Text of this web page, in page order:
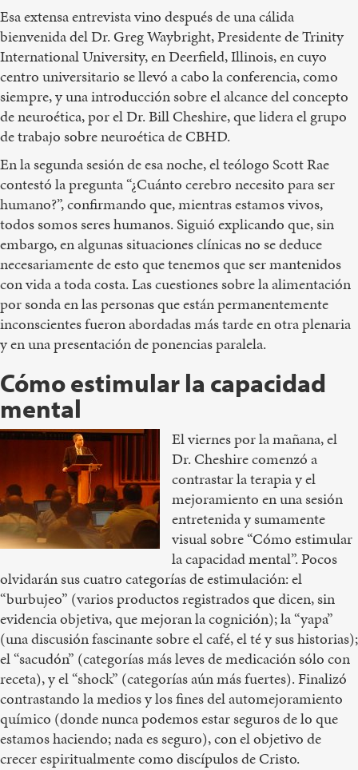
Esa extensa entrevista vino después de una cálida
bienvenida del Dr. Greg Waybright, Presidente de Trinity
International University, en Deerfield, Illinois, en cuyo
centro universitario se llevó a cabo la conferencia, como
siempre, y una introducción sobre el alcance del concepto
de neuroética, por el Dr. Bill Cheshire, que lidera el grupo
de trabajo sobre neuroética de CBHD.
En la segunda sesión de esa noche, el teólogo Scott Rae
contestó la pregunta “¿Cuánto cerebro necesito para ser
humano?”, confirmando que, mientras estamos vivos,
todos somos seres humanos. Siguió explicando que, sin
embargo, en algunas situaciones clínicas no se deduce
necesariamente de esto que tenemos que ser mantenidos
con vida a toda costa. Las cuestiones sobre la alimentación
por sonda en las personas que están permanentemente
inconscientes fueron abordadas más tarde en otra plenaria
y en una presentación de ponencias paralela.
Cómo estimular la capacidad
mental
El viernes por la mañana, el
Dr. Cheshire comenzó a
contrastar la terapia y el
mejoramiento en una sesión
entretenida y sumamente
visual sobre “Cómo estimular
la capacidad mental”. Pocos
olvidarán sus cuatro categorías de estimulación: el
“burbujeo” (varios productos registrados que dicen, sin
evidencia objetiva, que mejoran la cognición); la “yapa”
(una discusión fascinante sobre el café, el té y sus historias);
el “sacudón” (categorías más leves de medicación sólo con
receta), y el “shock” (categorías aún más fuertes). Finalizó
contrastando la medios y los fines del automejoramiento
químico (donde nunca podemos estar seguros de lo que
estamos haciendo; nada es seguro), con el objetivo de
crecer espiritualmente como discípulos de Cristo.